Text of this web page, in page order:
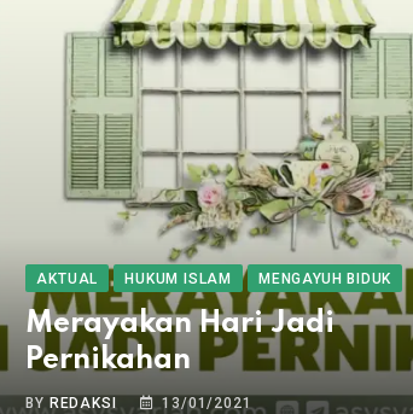
AKTUAL HUKUM ISLAM MENGAYUH BIDUK
Merayakan Hari Jadi
Pernikahan
BY REDAKSI 13/01/2021